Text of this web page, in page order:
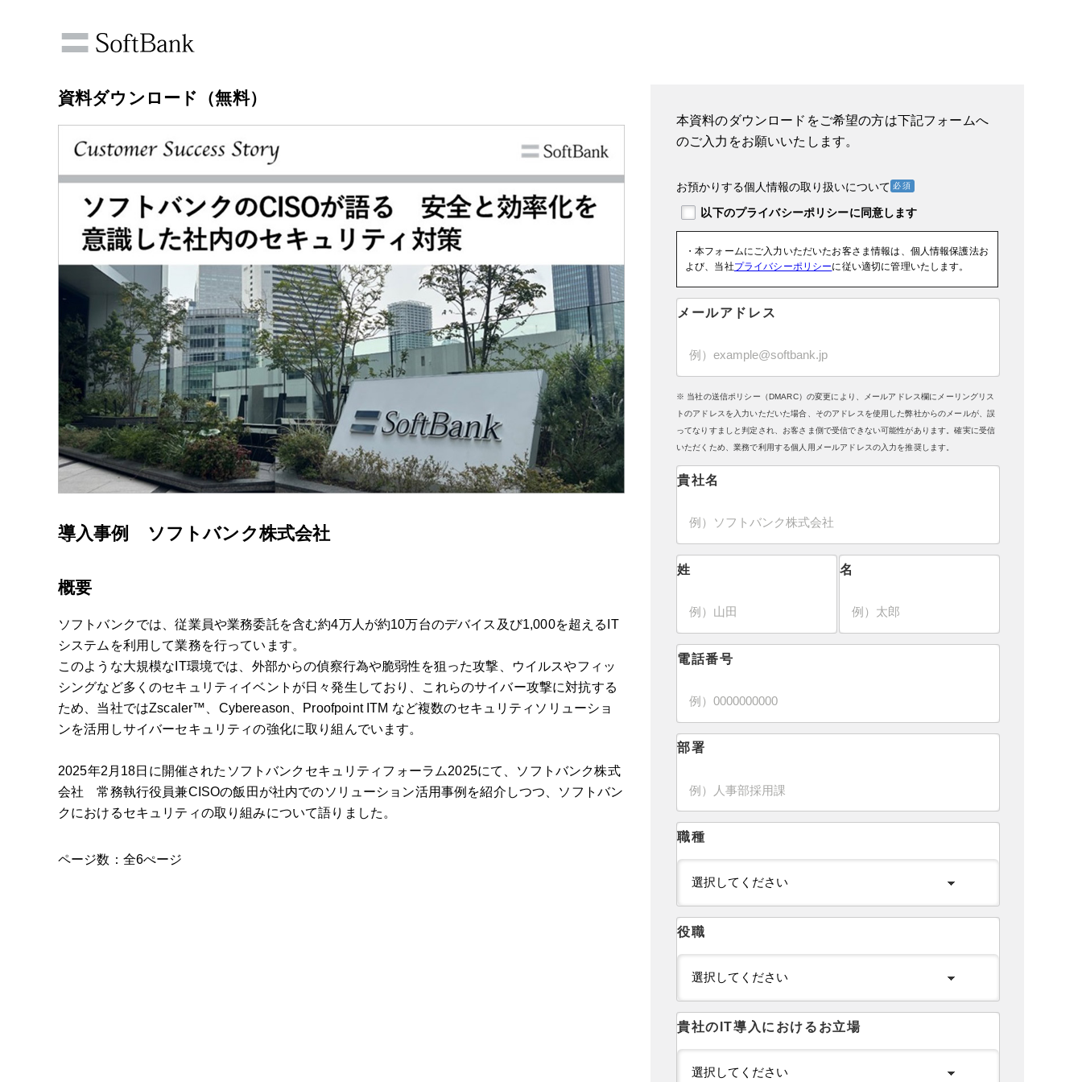
資料ダウンロード（無料）
導入事例 ソフトバンク株式会社
概要
ソフトバンクでは、従業員や業務委託を含む約4万人が約10万台のデバイス及び1,000を超えるIT
システムを利用して業務を行っています。
このような大規模なIT環境では、外部からの偵察行為や脆弱性を狙った攻撃、ウイルスやフィッ
シングなど多くのセキュリティイベントが日々発生しており、これらのサイバー攻撃に対抗する
ため、当社ではZscaler™、Cybereason、Proofpoint ITM など複数のセキュリティソリューショ
ンを活用しサイバーセキュリティの強化に取り組んでいます。
2025年2月18日に開催されたソフトバンクセキュリティフォーラム2025にて、ソフトバンク株式
会社 常務執行役員兼CISOの飯田が社内でのソリューション活用事例を紹介しつつ、ソフトバン
クにおけるセキュリティの取り組みについて語りました。
ページ数：全6ぺージ
本資料のダウンロードをご希望の方は下記フォームへ
のご入力をお願いいたします。
お預かりする個人情報の取り扱いについて
・本フォームにご入力いただいたお客さま情報は、個人情報保護法お
よび、当社プライバシーポリシーに従い適切に管理いたします。
メールアドレス
※ 当社の送信ポリシー（DMARC）の変更により、メールアドレス欄にメーリングリス
トのアドレスを入力いただいた場合、そのアドレスを使用した弊社からのメールが、誤
ってなりすましと判定され、お客さま側で受信できない可能性があります。確実に受信
いただくため、業務で利用する個人用メールアドレスの入力を推奨します。
貴社名
姓 名
電話番号
部署
職種
役職
貴社のIT導入におけるお立場